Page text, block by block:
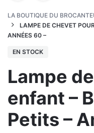
LA BOUTIQUE DU
LAMPE DE CHEVET
ANNÉES 60 –
EN STOCK
Lampe
enfant –
Petits –